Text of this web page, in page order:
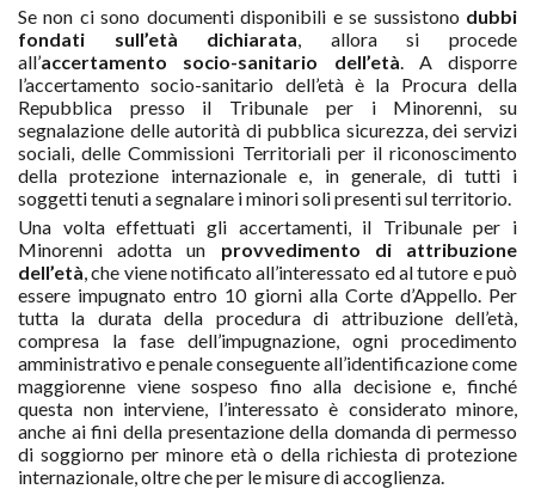
Se non ci sono documenti disponibili e se sussistono dubbi
fondati sull’età dichiarata, allora si procede
all’accertamento socio-sanitario dell’età. A disporre
l’accertamento socio-sanitario dell’età è la Procura della
Repubblica presso il Tribunale per i Minorenni, su
segnalazione delle autorità di pubblica sicurezza, dei servizi
sociali, delle Commissioni Territoriali per il riconoscimento
della protezione internazionale e, in generale, di tutti i
soggetti tenuti a segnalare i minori soli presenti sul territorio.
Una volta effettuati gli accertamenti, il Tribunale per i
Minorenni adotta un provvedimento di attribuzione
dell’età, che viene notificato all’interessato ed al tutore e può
essere impugnato entro 10 giorni alla Corte d’Appello. Per
tutta la durata della procedura di attribuzione dell’età,
compresa la fase dell’impugnazione, ogni procedimento
amministrativo e penale conseguente all’identificazione come
maggiorenne viene sospeso fino alla decisione e, finché
questa non interviene, l’interessato è considerato minore,
anche ai fini della presentazione della domanda di permesso
di soggiorno per minore età o della richiesta di protezione
internazionale, oltre che per le misure di accoglienza.